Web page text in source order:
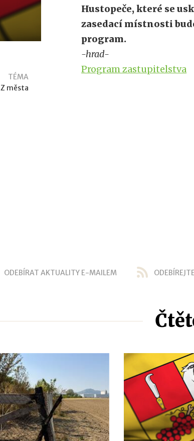
TÉMA
Z města
Hustopeče, které se
zasedací místnosti
program.
-hrad-
Program zastupitelstva
ODEBÍRAT AKTUALITY E-MAILEM